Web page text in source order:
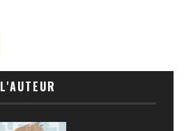
L'AUTEUR